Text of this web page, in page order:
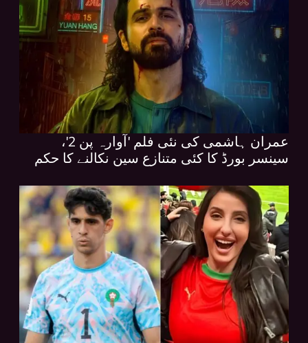
عمران ہاشمی کی نئی فلم 'آوارہ پن 2'،
سینسر بورڈ کا کئی متنازع سین نکالنے کا حکم